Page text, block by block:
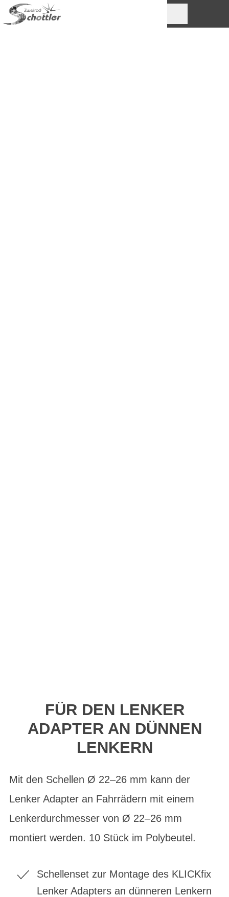
FÜR DEN LENKER
ADAPTER AN DÜNNEN
LENKERN
Mit den Schellen Ø 22–26 mm kann der
Lenker Adapter an Fahrrädern mit einem
Lenkerdurchmesser von Ø 22–26 mm
montiert werden. 10 Stück im Polybeutel.
Schellenset zur Montage des KLICKfix
Lenker Adapters an dünneren Lenkern